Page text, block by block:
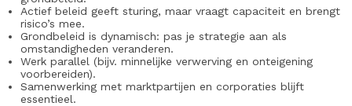
Actief beleid geeft sturing, maar vraagt capaciteit en brengt
risico’s mee.
Grondbeleid is dynamisch: pas je strategie aan als
omstandigheden veranderen.
Werk parallel (bijv. minnelijke verwerving en onteigening
voorbereiden).
Samenwerking met marktpartijen en corporaties blijft
essentieel.